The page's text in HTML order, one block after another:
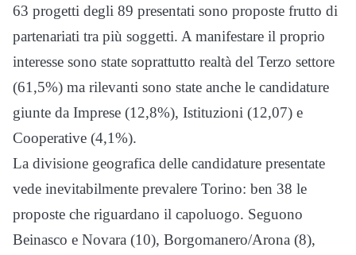
63 progetti degli 89 presentati sono proposte frutto di
partenariati tra più soggetti. A manifestare il proprio
interesse sono state soprattutto realtà del Terzo settore
(61,5%) ma rilevanti sono state anche le candidature
giunte da Imprese (12,8%), Istituzioni (12,07) e
Cooperative (4,1%).
La divisione geografica delle candidature presentate
vede inevitabilmente prevalere Torino: ben 38 le
proposte che riguardano il capoluogo. Seguono
Beinasco e Novara (10), Borgomanero/Arona (8),